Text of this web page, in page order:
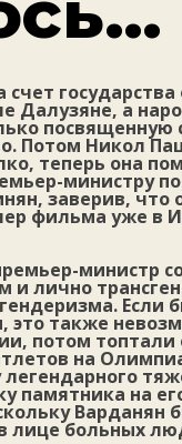
счет
Далузяне, а
посвященную
Потом Никол
теперь она
министру
заверив,
фильма уже в
министр
и лично
это также
потом топтали
на
памятника на
лице больных